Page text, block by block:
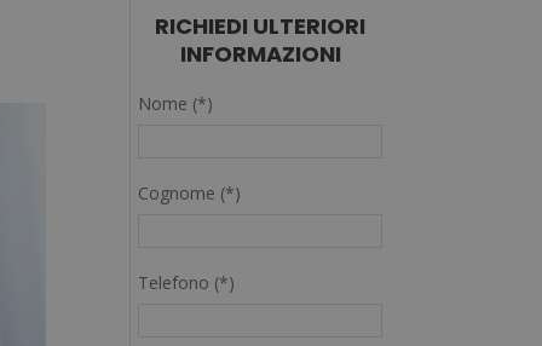
RICHIEDI ULTERIORI
INFORMAZIONI
Nome (*)
Cognome (*)
Telefono (*)